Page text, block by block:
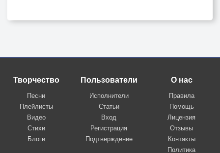
Творчество
Песни
Плейлисты
Видео
Стихи
Блоги
Пользователи
Исполнители
Статьи
Вход
Регистрация
Подтверждение
О нас
Правила
Помощь
Лицензия
Отзывы
Контакты
Политика